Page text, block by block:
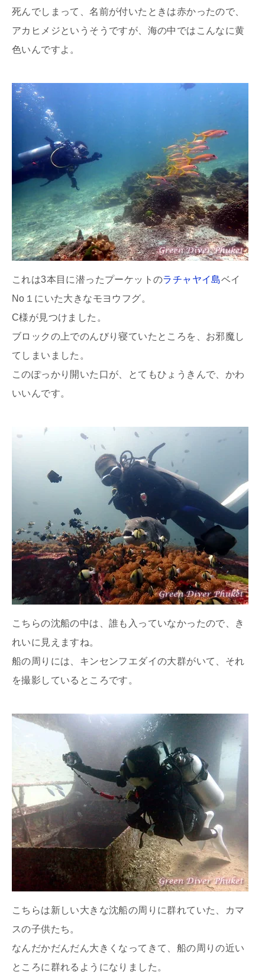
死んでしまって、名前が付いたときは赤かったので、
アカヒメジというそうですが、海の中ではこんなに黄
色いんですよ。
これは3本目に潜ったプーケットのラチャヤイ島ベイ
No１にいた大きなモヨウフグ。
C様が見つけました。
ブロックの上でのんびり寝ていたところを、お邪魔し
てしまいました。
このぽっかり開いた口が、とてもひょうきんで、かわ
いいんです。
こちらの沈船の中は、誰も入っていなかったので、き
れいに見えますね。
船の周りには、キンセンフエダイの大群がいて、それ
を撮影しているところです。
こちらは新しい大きな沈船の周りに群れていた、カマ
スの子供たち。
なんだかだんだん大きくなってきて、船の周りの近い
ところに群れるようになりました。